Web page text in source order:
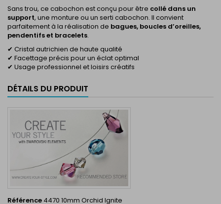
Sans trou, ce cabochon est conçu pour être collé dans un
support, une monture ou un serti cabochon. Il convient
parfaitement à la réalisation de bagues, boucles d’oreilles,
pendentifs et bracelets.
✔ Cristal autrichien de haute qualité
✔ Facettage précis pour un éclat optimal
✔ Usage professionnel et loisirs créatifs
DÉTAILS DU PRODUIT
Référence 4470 10mm Orchid Ignite